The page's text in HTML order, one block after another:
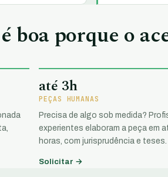
boa porque o
até 3h
PEÇAS HUMANAS
Precisa de algo sob medida?
experientes elaboram a peça em
horas, com jurisprudência e teses.
Solicitar →